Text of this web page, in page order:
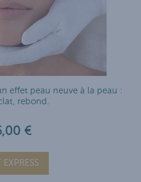
effet peau neuve à la peau :
rebond.
€